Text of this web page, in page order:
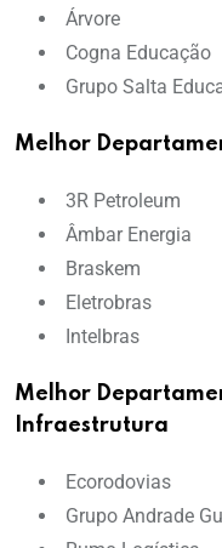
Árvore
Cogna Educação
Grupo Salta
Melhor
3R Petroleum
Âmbar Energia
Braskem
Eletrobras
Intelbras
Melhor
Infraestrutura
Ecorodovias
Grupo Andrade